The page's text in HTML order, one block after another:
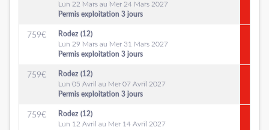
Lun 22 Mars au Mer 24 Mars 2027
Permis exploitation 3 jours
759€
Rodez (12)
Lun 29 Mars au Mer 31 Mars 2027
Permis exploitation 3 jours
759€
Rodez (12)
Lun 05 Avril au Mer 07 Avril 2027
Permis exploitation 3 jours
759€
Rodez (12)
Lun 12 Avril au Mer 14 Avril 2027